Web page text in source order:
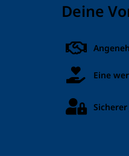
Deine
Eine